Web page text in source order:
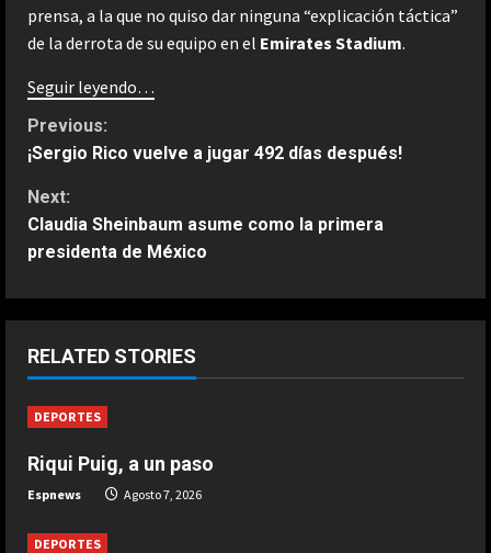
prensa, a la que no quiso dar ninguna “explicación táctica”
de la derrota de su equipo en el Emirates Stadium.
Seguir leyendo…
C
n
t
i
n
u
e
R
Previous:
¡Sergio Rico vuelve a jugar 492 días después!
Next:
Claudia Sheinbaum asume como la primera
presidenta de México
RELATED STORIES
DEPORTES
Riqui Puig, a un paso
Espnews Agosto 7, 2026
DEPORTES
ESPAÑA
Fin al culebrón Vinicius: el brasileño
renueva con el Real Madrid hasta
ESPAÑA
Carmen Morodo considera la final